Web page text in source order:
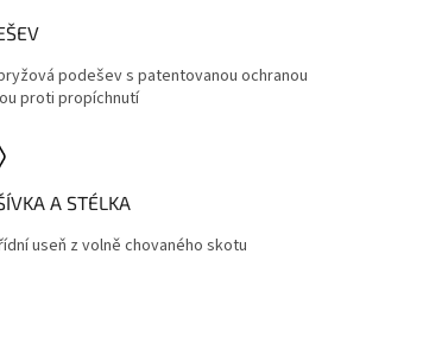
podešev s patentovanou ochranou
proti propíchnutí
A STÉLKA
useň z volně chovaného skotu